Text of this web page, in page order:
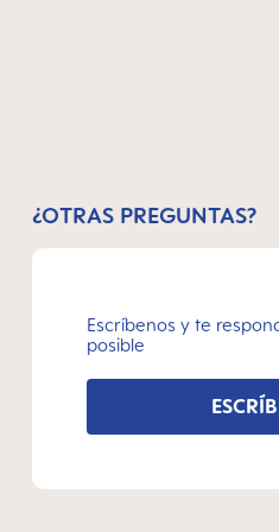
¿OTRAS PREGUNTAS?
Escríbenos y te
posible